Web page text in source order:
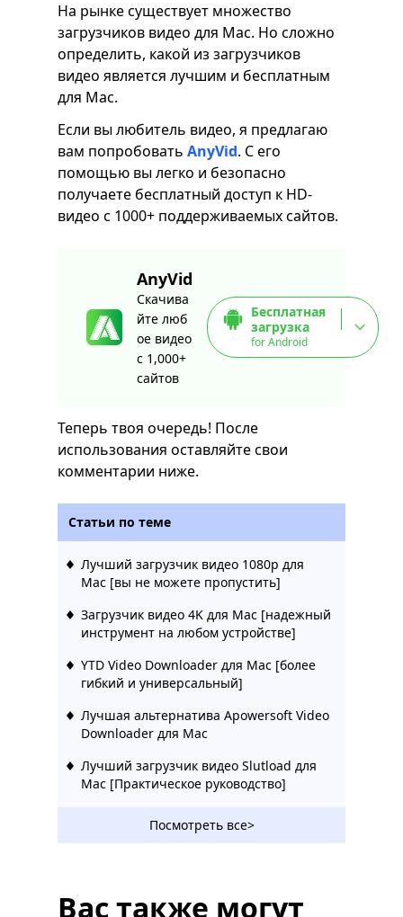
На рынке существует множество
загрузчиков видео для Mac. Но сложно
определить, какой из загрузчиков
видео является лучшим и бесплатным
для Mac.
Если вы любитель видео, я предлагаю
вам попробовать AnyVid. С его
помощью вы легко и безопасно
получаете бесплатный доступ к HD-
видео с 1000+ поддерживаемых сайтов.
AnyVid
Скачива
йте люб
ое видео
с 1,000+
сайтов
Бесплатная
загрузка
for Android
Теперь твоя очередь! После
использования оставляйте свои
комментарии ниже.
Статьи по теме
Лучший загрузчик видео 1080p для
Mac [вы не можете пропустить]
Загрузчик видео 4K для Mac [надежный
инструмент на любом устройстве]
YTD Video Downloader для Mac [более
гибкий и универсальный]
Лучшая альтернатива Apowersoft Video
Downloader для Mac
Лучший загрузчик видео Slutload для
Mac [Практическое руководство]
Посмотреть все>
Вас также могут